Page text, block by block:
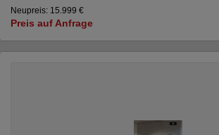
Neupreis: 15.999 €
Preis auf Anfrage